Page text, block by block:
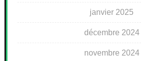
janvier 2025
décembre 2024
novembre 2024